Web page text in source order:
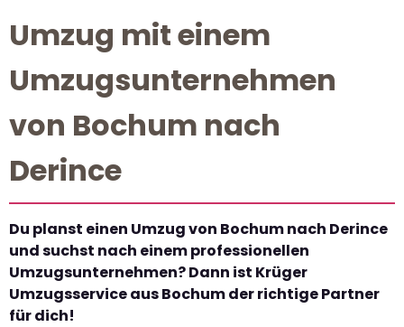
Umzug mit einem
Umzugsunternehmen
von Bochum nach
Derince
Du planst einen Umzug von Bochum nach Derince
und suchst nach einem professionellen
Umzugsunternehmen? Dann ist Krüger
Umzugsservice aus Bochum der richtige Partner
für dich!